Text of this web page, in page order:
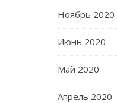
Ноябрь 2020
Июнь 2020
Май 2020
Апрель 2020